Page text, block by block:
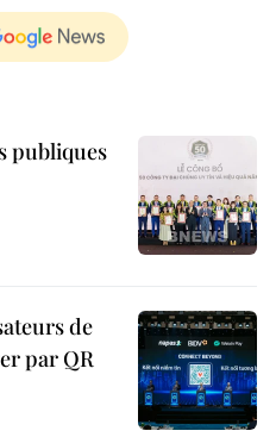
publiques
de
par QR